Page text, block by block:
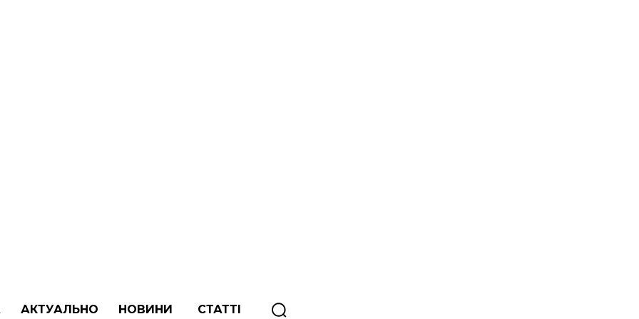
АКТУАЛЬНО НОВИНИ СТАТТІ